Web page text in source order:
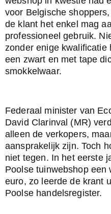
voor Belgische
de klant het enkel mag
professioneel gebruik.
zonder enige kwalificatie
een zwart en met tape
smokkelwaar.
Federaal minister van
David Clarinval (MR)
alleen de verkopers,
aansprakelijk zijn. Toch
niet tegen. In het eerste
Poolse tuinwebshop een
euro, zo leerde de krant
Poolse handelsregister.